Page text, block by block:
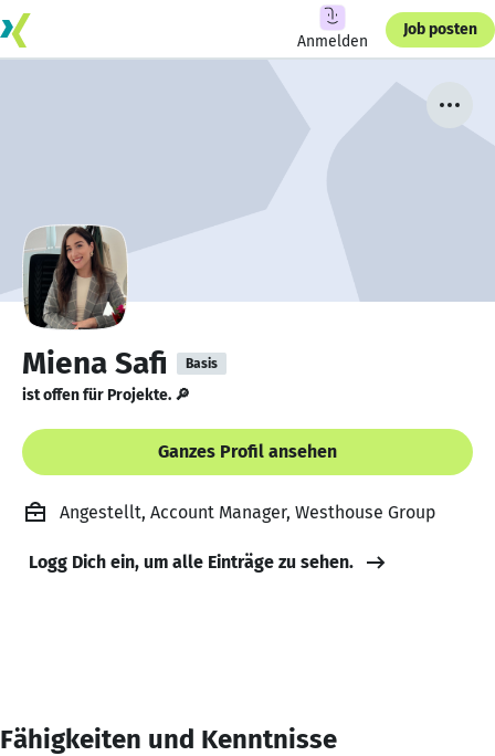
Anmelden
Job posten
Miena Safi Basis
ist offen für Projekte. 🔎
Ganzes Profil ansehen
Angestellt, Account Manager, Westhouse Group
Logg Dich ein, um alle Einträge zu sehen.
Fähigkeiten und Kenntnisse